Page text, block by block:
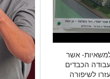
למשאיות- אשר
הכבדים
לשיפורה